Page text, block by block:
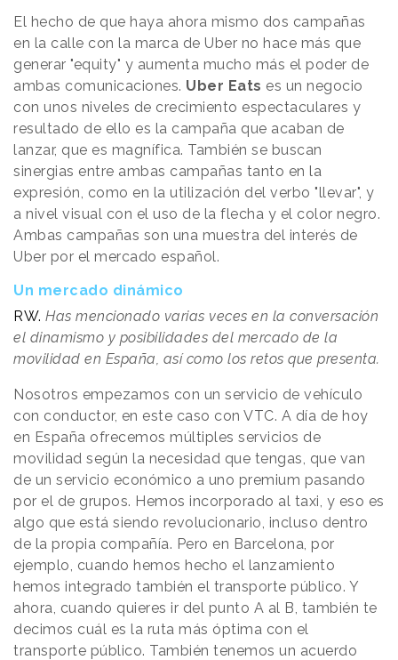
El hecho de que haya ahora mismo dos campañas
en la calle con la marca de Uber no hace más que
generar "equity" y aumenta mucho más el poder de
ambas comunicaciones. Uber Eats es un negocio
con unos niveles de crecimiento espectaculares y
resultado de ello es la campaña que acaban de
lanzar, que es magnífica. También se buscan
sinergias entre ambas campañas tanto en la
expresión, como en la utilización del verbo "llevar", y
a nivel visual con el uso de la flecha y el color negro.
Ambas campañas son una muestra del interés de
Uber por el mercado español.
Un mercado dinámico
RW. Has mencionado varias veces en la conversación
el dinamismo y posibilidades del mercado de la
movilidad en España, así como los retos que presenta.
Nosotros empezamos con un servicio de vehículo
con conductor, en este caso con VTC. A día de hoy
en España ofrecemos múltiples servicios de
movilidad según la necesidad que tengas, que van
de un servicio económico a uno premium pasando
por el de grupos. Hemos incorporado al taxi, y eso es
algo que está siendo revolucionario, incluso dentro
de la propia compañía. Pero en Barcelona, por
ejemplo, cuando hemos hecho el lanzamiento
hemos integrado también el transporte público. Y
ahora, cuando quieres ir del punto A al B, también te
decimos cuál es la ruta más óptima con el
transporte público. También tenemos un acuerdo